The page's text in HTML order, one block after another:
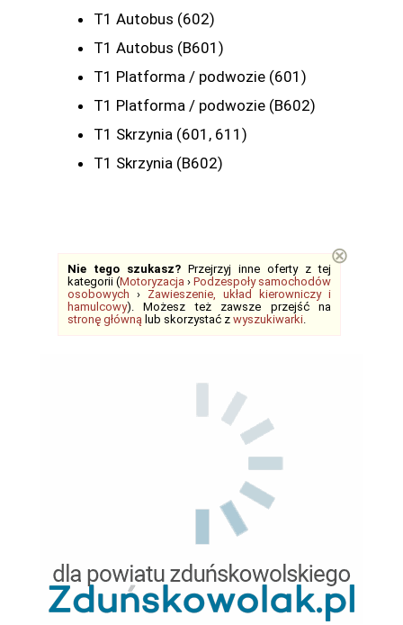
T1 Autobus (602)
T1 Autobus (B601)
T1 Platforma / podwozie (601)
T1 Platforma / podwozie (B602)
T1 Skrzynia (601, 611)
T1 Skrzynia (B602)
Nie tego szukasz? Przejrzyj inne oferty z tej
kategorii (Motoryzacja › Podzespoły samochodów
osobowych › Zawieszenie, układ kierowniczy i
hamulcowy). Możesz też zawsze przejść na
stronę główną lub skorzystać z wyszukiwarki.
⊗